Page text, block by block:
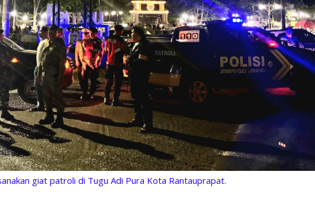
giat patroli di Tugu Adi Pura Kota Rantauprapat.